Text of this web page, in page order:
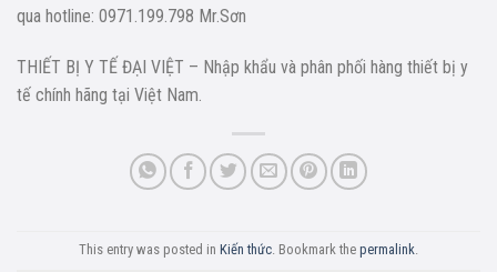
qua hotline: 0971.199.798 Mr.Sơn
THIẾT BỊ Y TẾ ĐẠI VIỆT – Nhập khẩu và phân phối hàng thiết bị y
tế chính hãng tại Việt Nam.
This entry was posted in Kiến thức. Bookmark the permalink.